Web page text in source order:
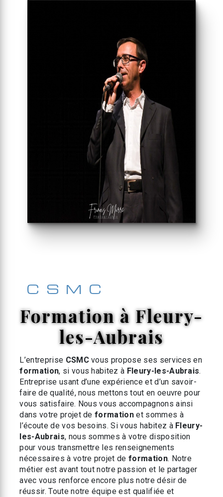
CSMC
formation à Fleury-
les-Aubrais
L’entreprise CSMCvous propose ses services en
formation, si vous habitez à Fleury-les-Aubrais.
Entreprise usant d’une expérience et d’un savoir-
faire de qualité, nous mettons tout en oeuvre pour
vous satisfaire. Nous vous accompagnons ainsi
dans votre projet deformation et sommes à
l’écoute de vos besoins. Si vous habitez à Fleury-
les-Aubrais, nous sommes à votre disposition
pour vous transmettre les renseignements
nécessaires à votre projet de formation. Notre
métier est avant tout notre passion et le partager
avec vous renforce encore plus notre désir de
réussir. Toute notre équipe est qualifiée et